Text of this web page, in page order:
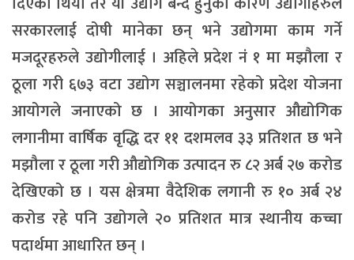
सरकारलाई दोषी मानेका छन् भने उद्योगमा काम गर्ने
मजदूरहरुले उद्योगीलाई । अहिले प्रदेश नं १ मा मझौला र
ठूला गरी ६७३ वटा उद्योग सञ्चालनमा रहेको प्रदेश योजना
आयोगले जनाएको छ । आयोगका अनुसार औद्योगिक
लगानीमा वार्षिक वृद्धि दर ११ दशमलव ३३ प्रतिशत छ भने
मझौला र ठूला गरी औद्योगिक उत्पादन रु ८२ अर्ब २७ करोड
देखिएको छ । यस क्षेत्रमा वैदेशिक लगानी रु १० अर्ब २४
करोड रहे पनि उद्योगले २० प्रतिशत मात्र स्थानीय कच्चा
पदार्थमा आधारित छन् ।